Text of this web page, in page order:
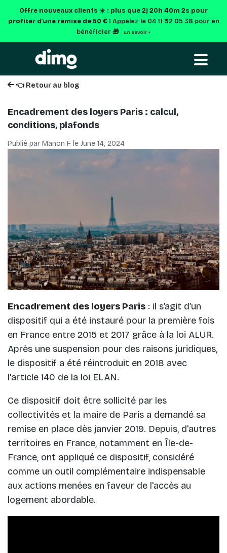
Offre nouveaux clients ☀️ : plus que2j 20h 40m 1spour
profiter d'une remise de 50 € ! Appelez le 04 11 92 05 38 pour en
bénéficier 🎁
En savoir +
👈 Retour au blog
Encadrement des loyers Paris : calcul,
conditions, plafonds
Publié par Manon F le June 14, 2024
Encadrement des loyers Paris : il s’agit d’un
dispositif qui a été instauré pour la première fois
en France entre 2015 et 2017 grâce à la loi ALUR.
Après une suspension pour des raisons juridiques,
le dispositif a été réintroduit en 2018 avec
l'article 140 de la loi ELAN.
Ce dispositif doit être sollicité par les
collectivités et la maire de Paris a demandé sa
remise en place dès janvier 2019. Depuis, d'autres
territoires en France, notamment en Île-de-
France, ont appliqué ce dispositif, considéré
comme un outil complémentaire indispensable
aux actions menées en faveur de l'accès au
logement abordable.